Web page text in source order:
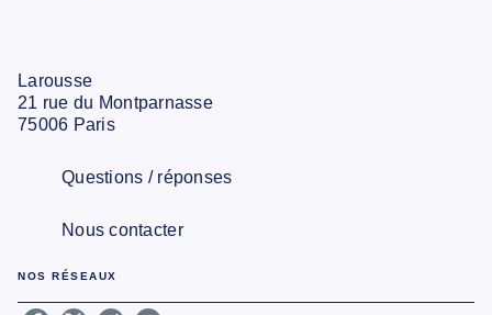
Larousse
21 rue du Montparnasse
75006 Paris
Questions / réponses
Nous contacter
NOS RÉSEAUX